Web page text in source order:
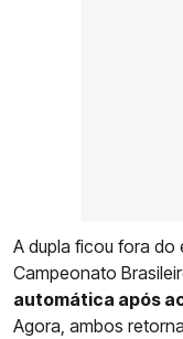
A dupla ficou fora do
Campeonato
automática após
Agora, ambos